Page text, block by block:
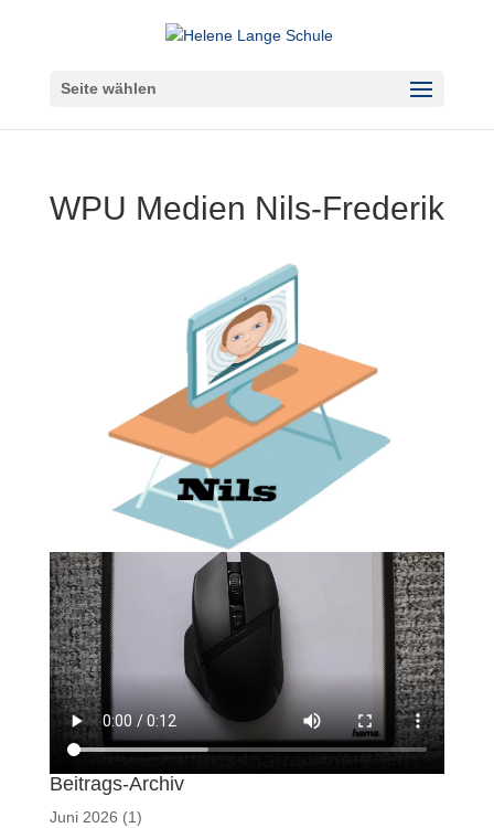
Seite wählen
WPU Medien Nils-Frederik
Beitrags-Archiv
Juni 2026 (1)